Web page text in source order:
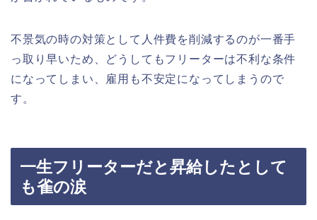
不景気の時の対策として人件費を削減するのが一番手
っ取り早いため、どうしてもフリーターは不利な条件
になってしまい、雇用も不安定になってしまうので
す。
一生フリーターだと昇給したとして
も雀の涙